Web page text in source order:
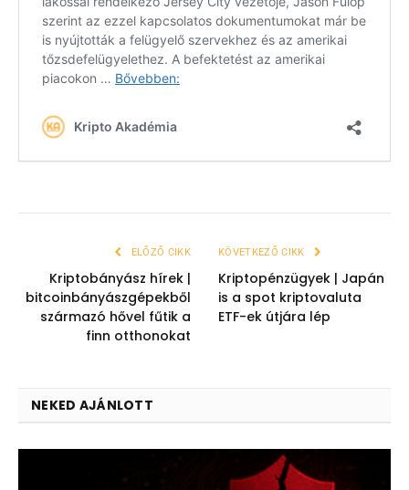
ELŐZŐ CIKK
Kriptobányász hírek |
bitcoinbányászgépekből
származó hővel fűtik a
finn otthonokat
KÖVETKEZŐ CIKK
Kriptopénzügyek | Japán
is a spot kriptovaluta
ETF-ek útjára lép
NEKED AJÁNLOTT